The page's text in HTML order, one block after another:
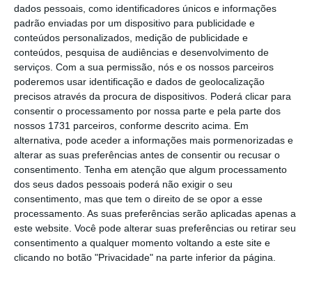
dados pessoais, como identificadores únicos e informações
padrão enviadas por um dispositivo para publicidade e
conteúdos personalizados, medição de publicidade e
conteúdos, pesquisa de audiências e desenvolvimento de
serviços. Com a sua permissão, nós e os nossos parceiros
poderemos usar identificação e dados de geolocalização
precisos através da procura de dispositivos. Poderá clicar para
consentir o processamento por nossa parte e pela parte dos
nossos 1731 parceiros, conforme descrito acima. Em
alternativa, pode aceder a informações mais pormenorizadas e
alterar as suas preferências antes de consentir ou recusar o
consentimento. Tenha em atenção que algum processamento
dos seus dados pessoais poderá não exigir o seu
consentimento, mas que tem o direito de se opor a esse
processamento. As suas preferências serão aplicadas apenas a
este website. Você pode alterar suas preferências ou retirar seu
consentimento a qualquer momento voltando a este site e
clicando no botão "Privacidade" na parte inferior da página.
garantido, permite ao cliente definir um
capital-objetivo para os seus 60 anos,assim
como um plano de poupança mensal
ajustado à sua disponibilidade financeira.
Segundo a BPI VeP, o produto distingue-se
pela proteção adicional associada ao seguro
de vida. Em caso de Morte ou Invalidez Total e
Permanente (ITP), o cliente, ou os seus
beneficiários, recebem o saldo acumulado na
componente PPR e ainda o capital seguro,
que cobre a diferença para o capital-objetivo